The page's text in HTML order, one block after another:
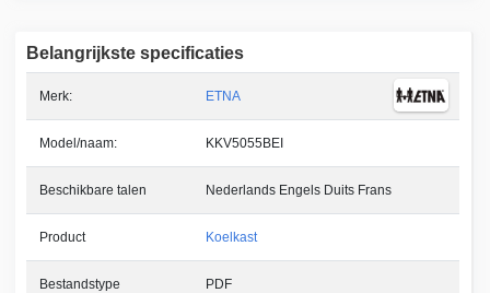
Belangrijkste specificaties
Merk: ETNA
Model/naam: KKV5055BEI
Beschikbare talen Nederlands Engels Duits Frans
Product Koelkast
Bestandstype PDF